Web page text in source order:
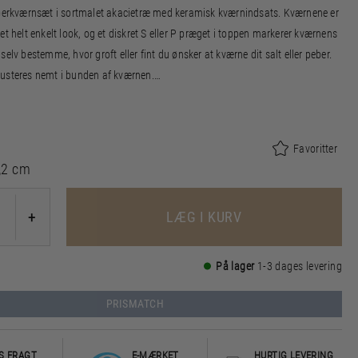
i sortmalet akacietræ med keramisk kværnindsats. Kværnene er
helt enkelt look, og et diskret S eller P præget i toppen markerer kværnens
bestemme, hvor groft eller fint du ønsker at kværne dit salt eller peber.
nemt i bunden af kværnen.
i FSC®-certificeret akacietræ (FSC-C166612).
Favoritter
cm
+ LÆG I KURV
På lager 1-3 dages levering
PRISMATCH
FRAGT
E-MÆRKET
HURTIG LEVERING